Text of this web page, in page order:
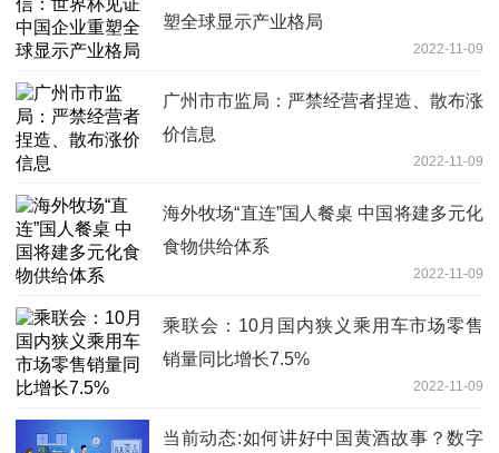
塑全球显示产业格局
2022-11-09
广州市市监局：严禁经营者捏造、散布涨
价信息
2022-11-09
海外牧场“直连”国人餐桌 中国将建多元化
食物供给体系
2022-11-09
乘联会：10月国内狭义乘用车市场零售
销量同比增长7.5%
2022-11-09
当前动态:如何讲好中国黄酒故事？数字